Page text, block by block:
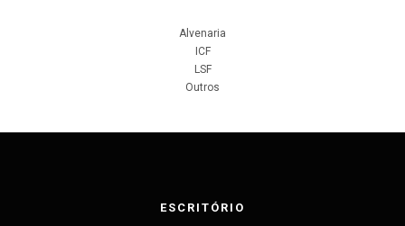
Alvenaria
ICF
LSF
Outros
ESCRITÓRIO